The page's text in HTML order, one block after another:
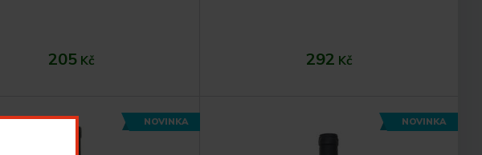
205 Kč 292 Kč
NOVINKA NOVINKA